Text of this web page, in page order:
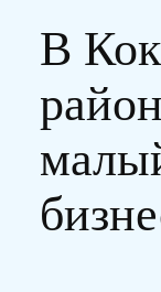
В